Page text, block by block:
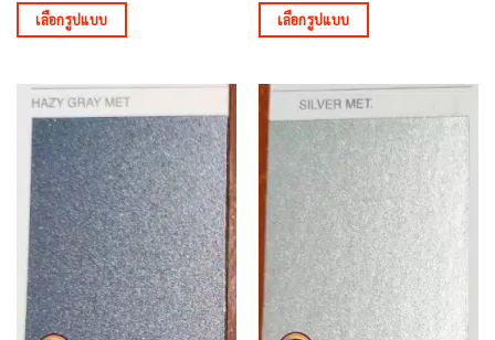
เลือกรูปแบบ
has
multiple
variants.
The
options
may
be
chosen
on
เลือกรูปแบบ
has
multiple
variants.
The
options
may
be
chosen
on